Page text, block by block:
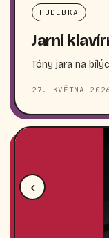
HUDEBKA
Jarní
Tóny jara na
27. KVĚTNA 2026
‹